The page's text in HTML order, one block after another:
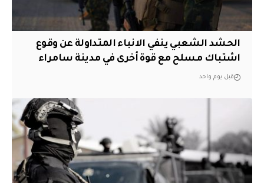
الحشد الشعبي ينفي الانباء المتداولة عن وقوع
اشتباك مسلح مع قوة أخرى في مدينة سامراء
قبل يوم واحد